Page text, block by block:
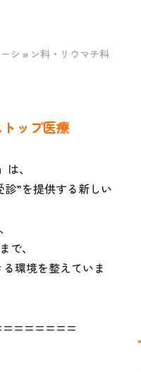
ション科・リウマチ科
ップ医療
、
”を提供する新しい
で、
環境を整えていま